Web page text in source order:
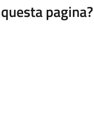
pagina?